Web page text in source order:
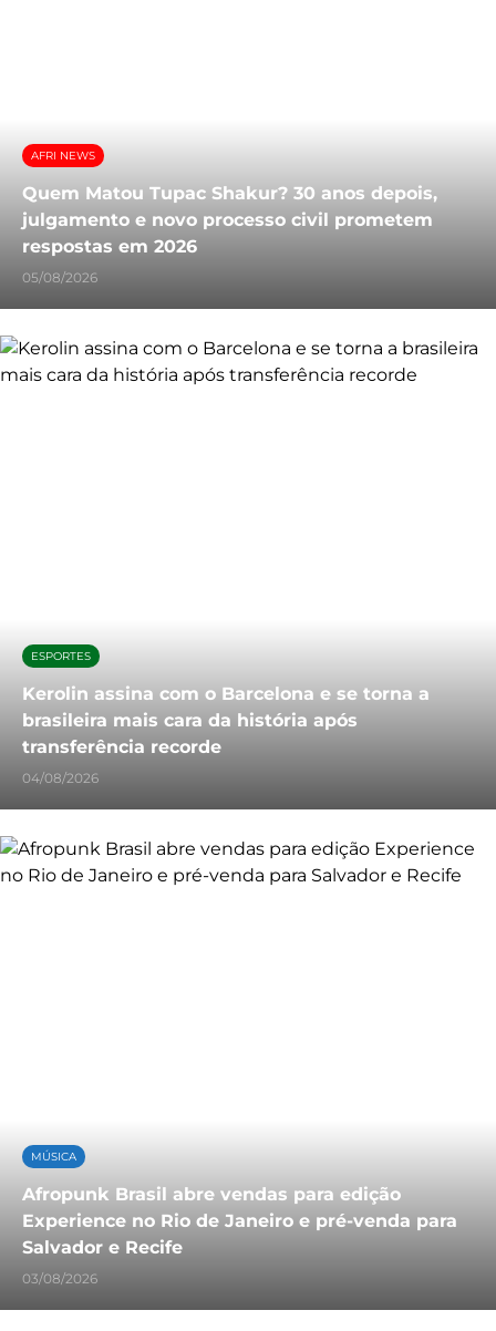
AFRI NEWS
Quem Matou Tupac Shakur? 30 anos depois,
julgamento e novo processo civil prometem
respostas em 2026
05/08/2026
ESPORTES
Kerolin assina com o Barcelona e se torna a
brasileira mais cara da história após
transferência recorde
04/08/2026
MÚSICA
Afropunk Brasil abre vendas para edição
Experience no Rio de Janeiro e pré-venda para
Salvador e Recife
03/08/2026